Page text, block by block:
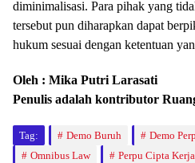
diminimalisasi. Para pihak yang
tersebut pun diharapkan dapat
hukum sesuai dengan ketentuan
Oleh : Mika Putri Larasati
Penulis adalah kontributor
Tag: Demo Buruh
Demo
Omnibus Law
Perpu Cipta Kerja